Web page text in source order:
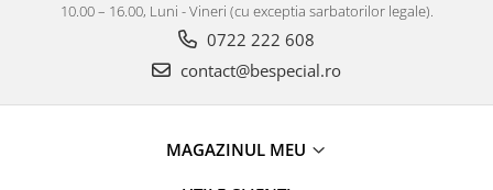
10.00 – 16.00, Luni - Vineri (cu exceptia sarbatorilor legale).
0722 222 608
contact@bespecial.ro
MAGAZINUL MEU